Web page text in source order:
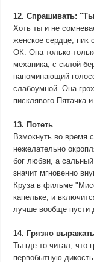
12. Спрашивать:
Хоть ты и не
женское сердце, пик
ОК. Она только-
механика, с силой
напоминающий
слабоумной. Она
писклявого Пятачка
13. Потеть
Взмокнуть во время
нежелательно
бог любви, а
значит мгновенно
Круза в фильме
капельке, и
лучше вообще пусти
14. Грязно
Ты где-то читал, что
первобытную